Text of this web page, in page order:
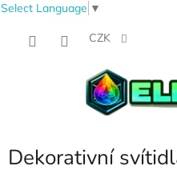
Select Language ▼
CZK
Dekorativní